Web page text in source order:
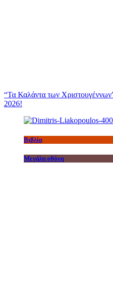
“Τα Καλάντα των
2026!
Βιβλία
Μεγάλη οθόνη